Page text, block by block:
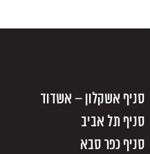
סניף אשקלון – אשדוד
סניף תל אביב
סניף כפר סבא